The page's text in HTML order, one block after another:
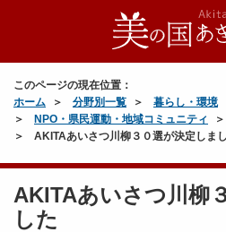
このページの現在位置：
ホーム
分野別一覧
暮らし・環境
NPO・県民運動・地域コミュニティ
AKITAあいさつ川柳３０選が決定しま
AKITAあいさつ川柳
した